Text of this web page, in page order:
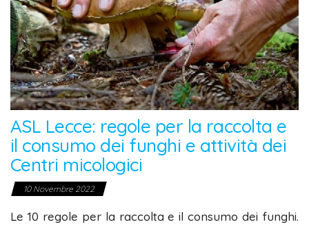
ASL Lecce: regole per la raccolta e
il consumo dei funghi e attività dei
Centri micologici
10 Novembre 2022
Le 10 regole per la raccolta e il consumo dei funghi.